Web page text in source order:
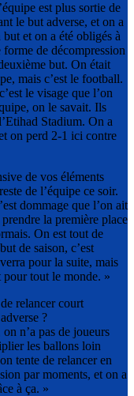
est plus sortie de
le but adverse, et on a
et on a été obligés à
de décompression
but. On était
mais c’est le football.
le visage que l’on
on le savait. Ils
Stadium. On a
on perd 2-1 ici contre
de vos éléments
de l’équipe ce soir.
dommage que l’on ait
la première place
On est tout de
de saison, c’est
pour la suite, mais
pour tout le monde. »
relancer court
?
n’a pas de joueurs
les ballons loin
tente de relancer en
par moments, et on a
à ça. »